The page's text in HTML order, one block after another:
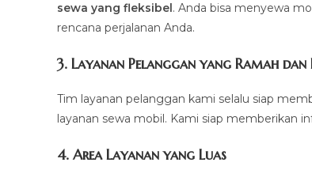
sewa yang fleksibel. Anda bisa menyewa
rencana perjalanan Anda.
3. Layanan Pelanggan yang Ramah dan
Tim layanan pelanggan kami selalu siap
layanan sewa mobil. Kami siap memberikan
4. Area Layanan yang Luas